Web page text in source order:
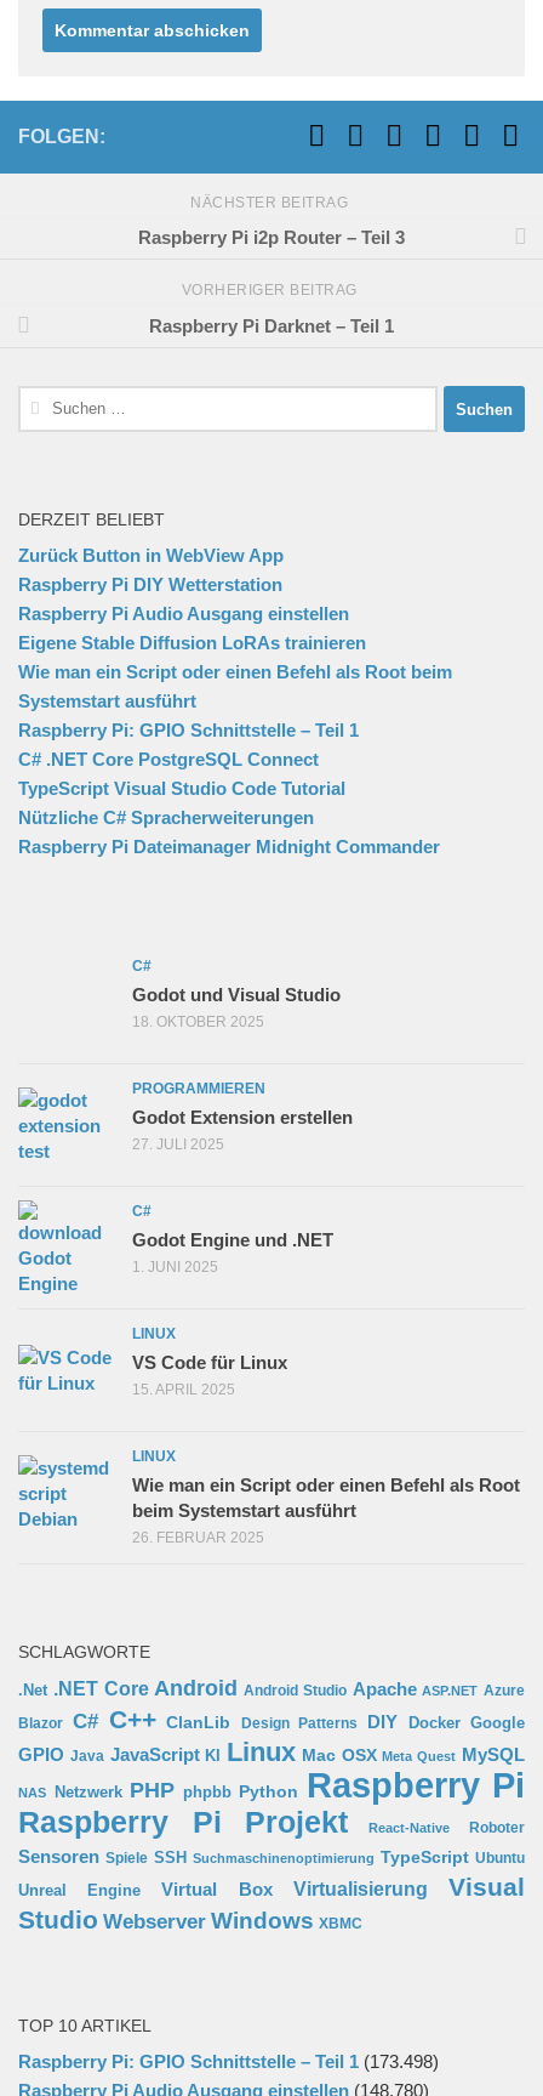
FOLGEN:
NÄCHSTER BEITRAG
Raspberry Pi i2p Router – Teil 3
VORHERIGER BEITRAG
Raspberry Pi Darknet – Teil 1
Suchen
nach:
DERZEIT BELIEBT
Zurück Button in WebView App
Raspberry Pi DIY Wetterstation
Raspberry Pi Audio Ausgang einstellen
Eigene Stable Diffusion LoRAs trainieren
Wie man ein Script oder einen Befehl als Root beim
Systemstart ausführt
Raspberry Pi: GPIO Schnittstelle – Teil 1
C# .NET Core PostgreSQL Connect
TypeScript Visual Studio Code Tutorial
Nützliche C# Spracherweiterungen
Raspberry Pi Dateimanager Midnight Commander
C#
Godot und Visual Studio
18. OKTOBER 2025
PROGRAMMIEREN
Godot Extension erstellen
27. JULI 2025
C#
Godot Engine und .NET
1. JUNI 2025
LINUX
VS Code für Linux
15. APRIL 2025
LINUX
Wie man ein Script oder einen Befehl als Root
beim Systemstart ausführt
26. FEBRUAR 2025
SCHLAGWORTE
.Net .NET Core Android Android Studio Apache ASP.NET Azure
Blazor C# C++ ClanLib Design Patterns DIY Docker Google
GPIO Java JavaScript KI Linux Mac OSX Meta Quest MySQL
NAS Netzwerk PHP phpbb Python Raspberry Pi
Raspberry Pi Projekt React-Native Roboter
Sensoren Spiele SSH Suchmaschinenoptimierung TypeScript Ubuntu
Unreal Engine
Virtual Box Virtualisierung
Visual
Studio Webserver Windows XBMC
TOP 10 ARTIKEL
Raspberry Pi: GPIO Schnittstelle – Teil 1 (173.498)
Raspberry Pi Audio Ausgang einstellen (148.780)